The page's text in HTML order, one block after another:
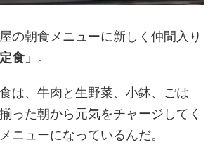
の朝食メニューに新しく仲間入り
食」 。
は、牛肉と生野菜、小鉢、ごは
った朝から元気をチャージしてく
ニューになっているんだ。